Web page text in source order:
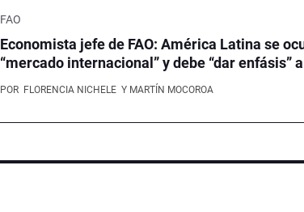
FAO
Economista jefe de FAO: América Latina se
“mercado internacional” y debe “dar enfásis”
POR FLORENCIA NICHELE Y MARTÍN MOCOROA